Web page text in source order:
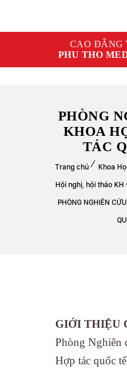
CAO ĐẲNG
PHU THO
PHÒNG
KHOA
TÁC
Trang chủ
Khoa
Hội nghị, hội thảo KH
PHÒNG NGHIÊN
GIỚI THIỆU
Phòng Nghiên
Hợp tác quốc